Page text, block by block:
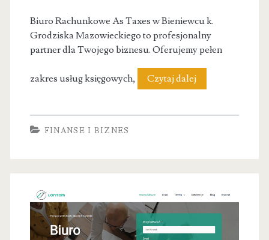
Biuro Rachunkowe As Taxes w Bieniewcu k.
Grodziska Mazowieckiego to profesjonalny
partner dla Twojego biznesu. Oferujemy pełen
zakres usług księgowych, Czytaj dalejAS
Księgowe
FINANSE I BIZNES